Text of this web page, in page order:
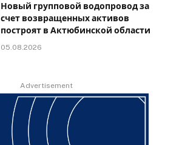
Новый групповой водопровод за
счет возвращенных активов
построят в Актюбинской области
05.08.2026
Advertisement